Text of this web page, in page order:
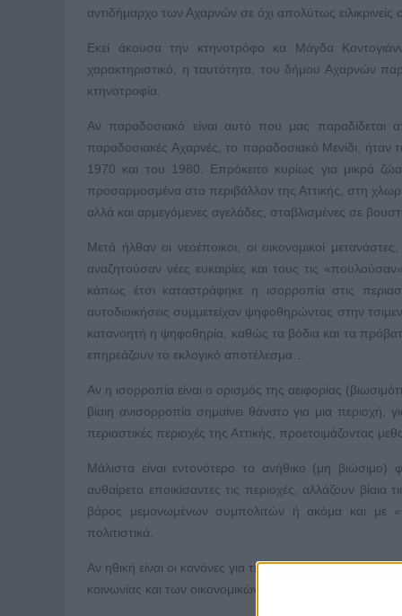
αντιδήμαρχο των Αχαρνών σε όχι απολύτως
Εκεί άκουσα την κτηνοτρόφο κα Μάγδα
χαρακτηριστικό, η ταυτότητα, του δήμου Αχαρνών
κτηνοτροφία.
Αν παραδοσιακό είναι αυτό που μας παραδίδεται
παραδοσιακές Αχαρνές, το παραδοσιακό Μενίδι, ήταν
1970 και του 1980. Επρόκειτο κυρίως για μικρά
προσαρμοσμένα στο περιβάλλον της Αττικής, στη
αλλά και αρμεγόμενες αγελάδες, σταβλισμένες σε
Μετά ήλθαν οι νεοέποικοι, οι οικονομικοί
αναζητούσαν νέες ευκαιρίες και τους τις
κάπως έτσι καταστράφηκε η ισορροπία στις
αυτοδιοικήσεις συμμετείχαν ψηφοθηρώντας στην
κατανοητή η ψηφοθηρία, καθώς τα βόδια και τα
επηρεάζουν το εκλογικό αποτέλεσμα…
Αν η ισορροπία είναι ο ορισμός της αειφορίας
βίαιη ανισορροπία σημαίνει θάνατο για μια
περιαστικές περιοχές της Αττικής, προετοιμάζοντας
Μάλιστα είναι εντονότερο το ανήθικο (μη βιώσιμο)
αυθαίρετα εποικίσαντες τις περιοχές, αλλάζουν
βάρος μεμονωμένων συμπολιτών ή ακόμα και με
πολιτιστικά.
Αν ηθική είναι οι κανόνες για την επιβίωση μιας
κοινωνίας και των οικονομικών, πολιτιστικών και των